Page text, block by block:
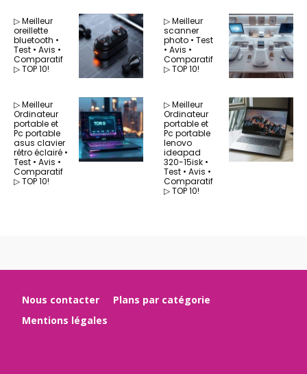
▷ Meilleur
oreillette
bluetooth •
Test • Avis •
Comparatif
▷ TOP 10!
▷ Meilleur
scanner
photo • Test
• Avis •
Comparatif
▷ TOP 10!
▷ Meilleur
Ordinateur
portable et
Pc portable
asus clavier
rétro éclairé •
Test • Avis •
Comparatif
▷ TOP 10!
▷ Meilleur
Ordinateur
portable et
Pc portable
lenovo
ideapad
320-15isk •
Test • Avis •
Comparatif
▷ TOP 10!
Nous contacter
Plans par catégorie
Mentions légales